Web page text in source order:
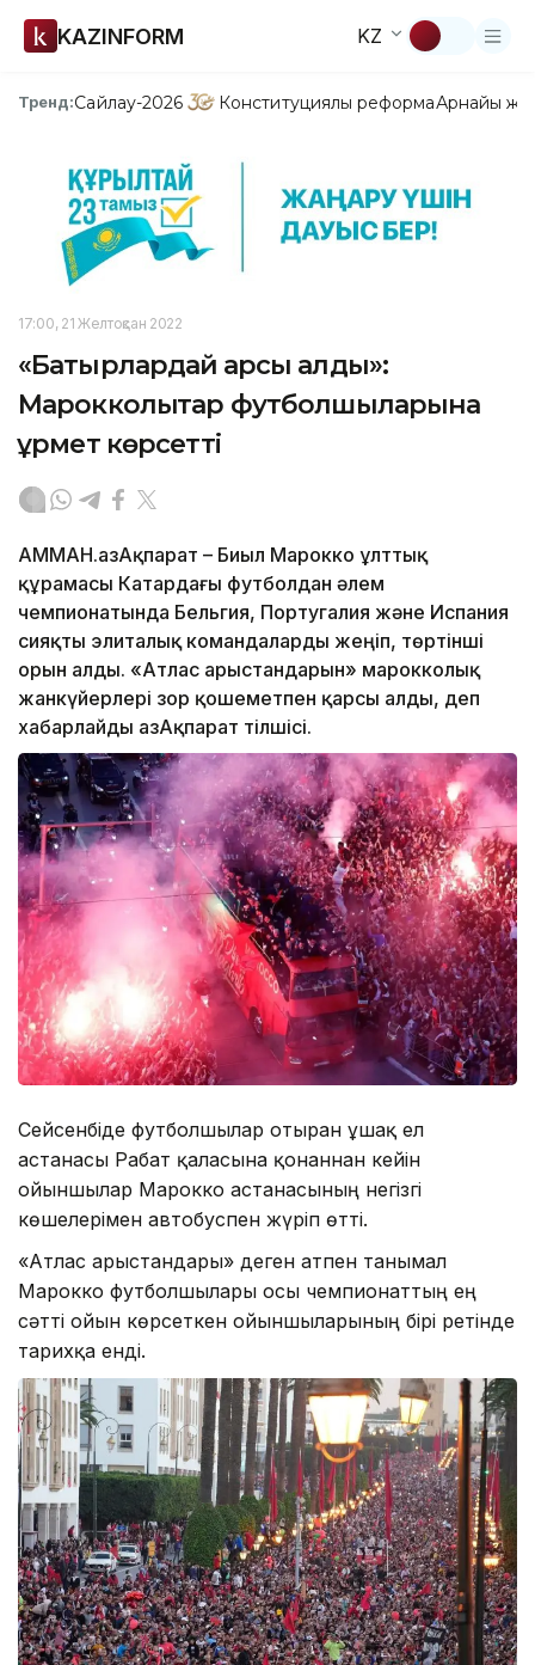
KAZINFORM KZ
Тренд:Сайлау-2026 Конституциялық реформаАрнайы
17:00, 21 Желтоқсан 2022
«Батырлардай қарсы алды»:
Марокколықтар футболшыларына
құрмет көрсетті
АММАН.ҚазАқпарат – Биыл Марокко ұлттық
құрамасы Катардағы футболдан әлем
чемпионатында Бельгия, Португалия және Испания
сияқты элиталық командаларды жеңіп, төртінші
орын алды. «Атлас арыстандарын» марокколық
жанкүйерлері зор қошеметпен қарсы алды, деп
хабарлайды ҚазАқпарат тілшісі.
Сейсенбіде футболшылар отырған ұшақ ел
астанасы Рабат қаласына қонғаннан кейін
ойыншылар Марокко астанасының негізгі
көшелерімен автобуспен жүріп өтті.
«Атлас арыстандары» деген атпен танымал
Марокко футболшылары осы чемпионаттың ең
сәтті ойын көрсеткен ойыншыларының бірі ретінде
тарихқа енді.